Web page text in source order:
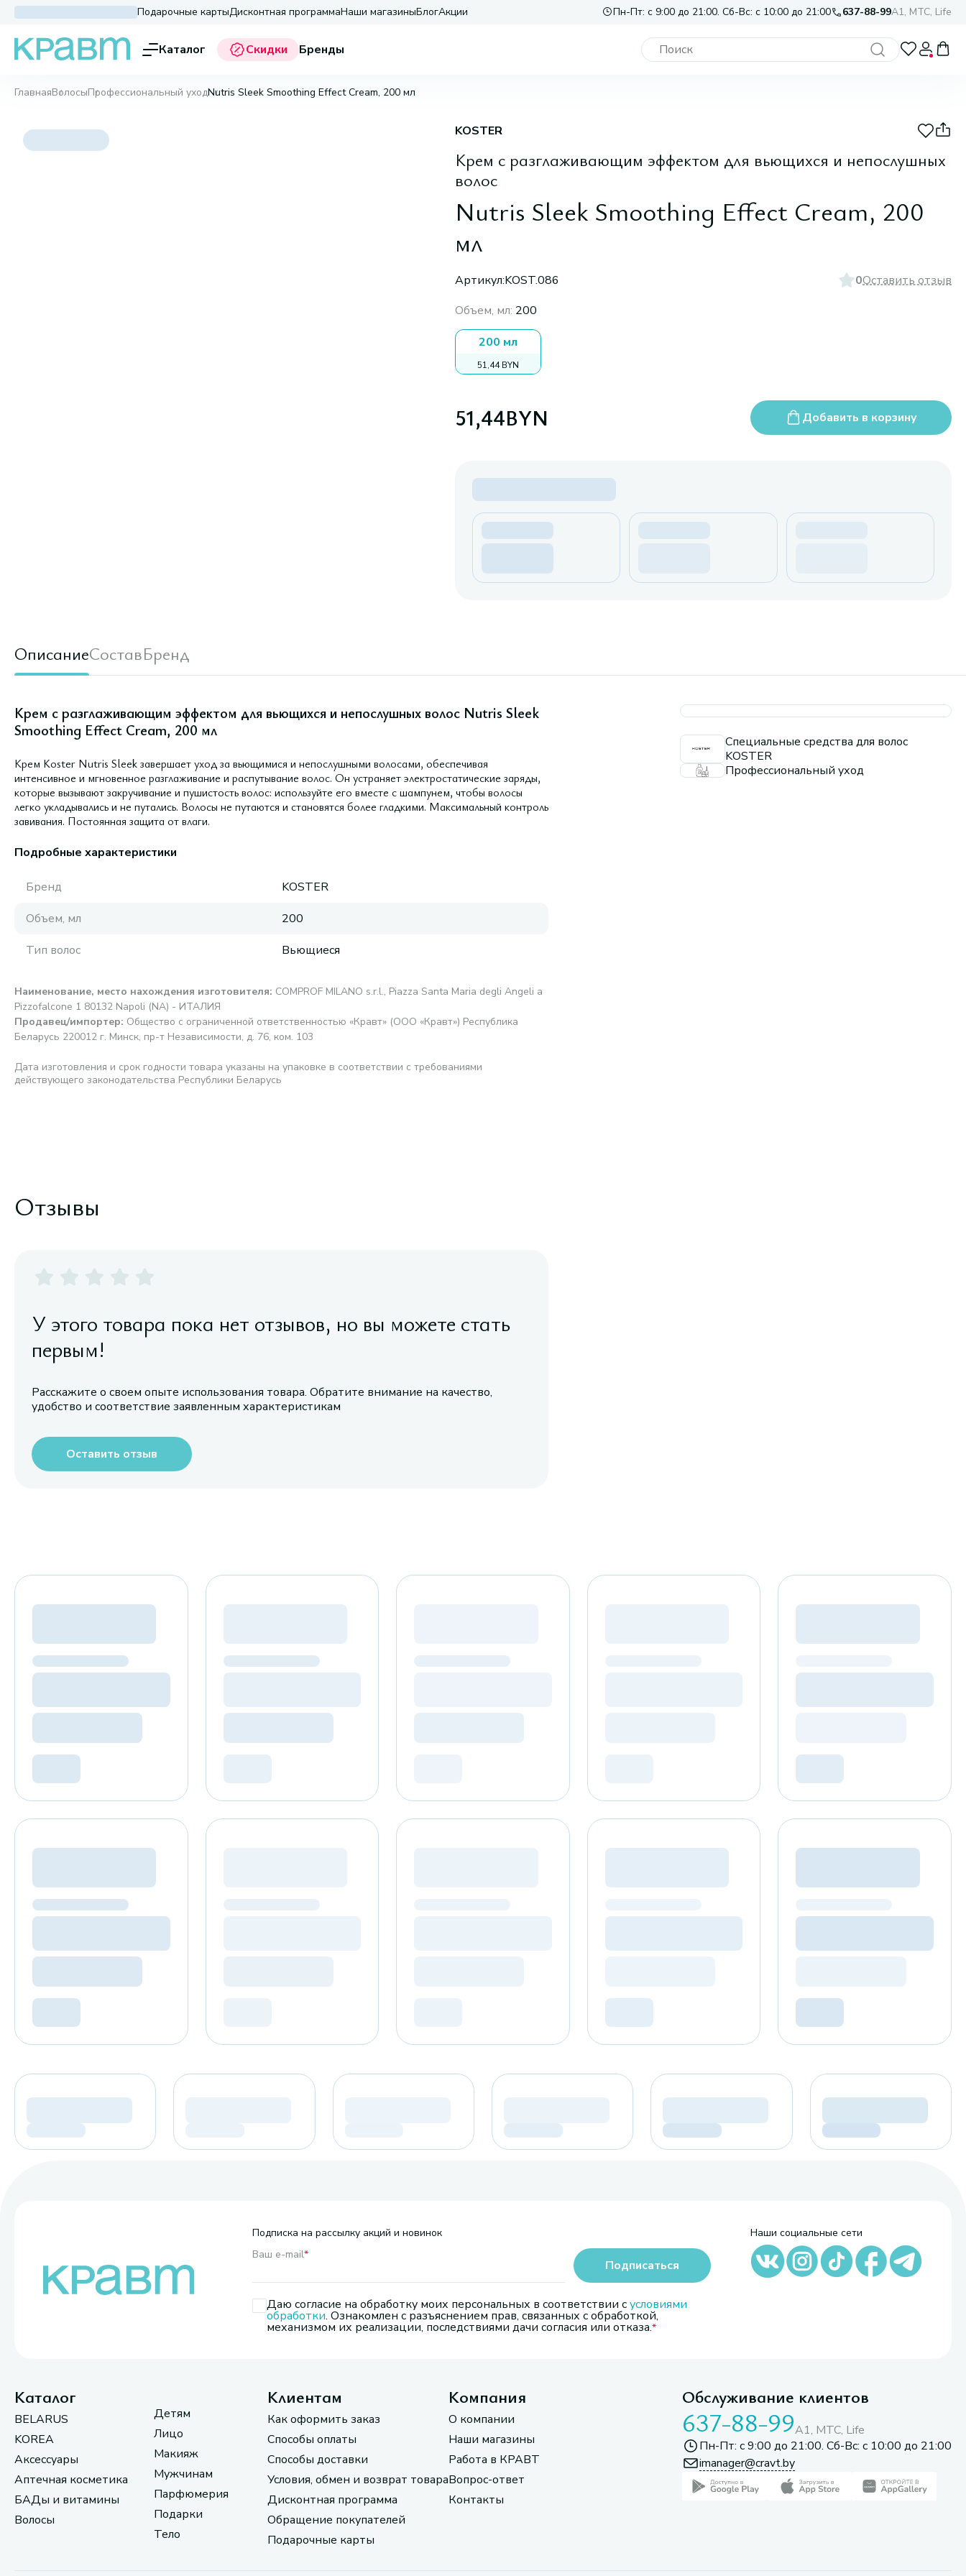
Подарочные картыДисконтная программаНаши магазиныБлогАкции Пн-Пт: с 9:00 до 21:00. Сб-Вс: с 10:00 до 21:00 637-88-99A1, МТС, Life
Каталог Скидки Бренды
ГлавнаяВолосыПрофессиональный уходNutris Sleek Smoothing Effect Cream, 200 мл
KOSTER
Крем с разглаживающим эффектом для вьющихся и непослушных
волос
Nutris Sleek Smoothing Effect Cream, 200
мл
Артикул:KOST.086 0Оставить отзыв
Объем, мл: 200
200 мл
51,44 BYN
51,44BYN Добавить в корзину
ОписаниеСоставБренд
Крем с разглаживающим эффектом для вьющихся и непослушных волос Nutris Sleek
Smoothing Effect Cream, 200 мл
Крем Koster Nutris Sleek завершает уход за вьющимися и непослушными волосами, обеспечивая
интенсивное и мгновенное разглаживание и распутывание волос. Он устраняет электростатические заряды,
которые вызывают закручивание и пушистость волос: используйте его вместе с шампунем, чтобы волосы
легко укладывались и не путались. Волосы не путаются и становятся более гладкими. Максимальный контроль
завивания. Постоянная защита от влаги.
Подробные характеристики
Бренд
KOSTER
Объем, мл
200
Тип волос
Вьющиеся
Наименование, место нахождения изготовителя: COMPROF MILANO s.r.l., Piazza Santa Maria degli Angeli a
Pizzofalcone 1 80132 Napoli (NA) - ИТАЛИЯ
Продавец/импортер: Общество с ограниченной ответственностью «Кравт» (ООО «Кравт») Республика
Беларусь 220012 г. Минск, пр-т Независимости, д. 76, ком. 103
Дата изготовления и срок годности товара указаны на упаковке в соответствии с требованиями
действующего законодательства Республики Беларусь
Специальные средства для волос
KOSTER
Профессиональный уход
Отзывы
У этого товара пока нет отзывов, но вы можете стать
первым!
Расскажите о своем опыте использования товара. Обратите внимание на качество,
удобство и соответствие заявленным характеристикам
Оставить отзыв
Подписка на рассылку акций и новинок
Ваш e-mail*
Даю согласие на обработку моих персональных в соответствии сусловиями
обработки. Ознакомлен с разъяснением прав, связанных с обработкой,
механизмом их реализации, последствиями дачи согласия или отказа.
Подписаться
Наши социальные сети
Каталог
BELARUS
KOREA
Аксессуары
Аптечная косметика
БАДы и витамины
Волосы
Детям
Лицо
Макияж
Мужчинам
Парфюмерия
Подарки
Тело
Клиентам
Как оформить заказ
Способы оплаты
Способы доставки
Условия, обмен и возврат товара
Дисконтная программа
Обращение покупателей
Подарочные карты
Компания
О компании
Наши магазины
Работа в КРАВТ
Вопрос-ответ
Контакты
Обслуживание клиентов
637-88-99A1, МТС, Life
Пн-Пт: с 9:00 до 21:00. Сб-Вс: с 10:00 до 21:00
imanager@cravt.by